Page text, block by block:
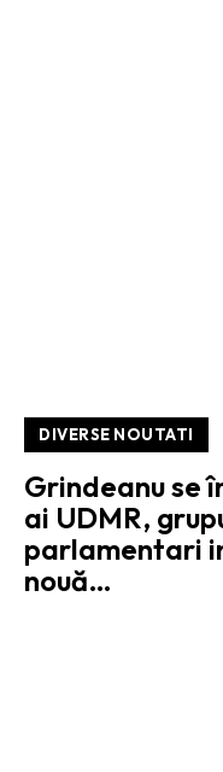
DIVERSE NOUTATI
Grindeanu se
ai UDMR,
parlamentari
nouă…